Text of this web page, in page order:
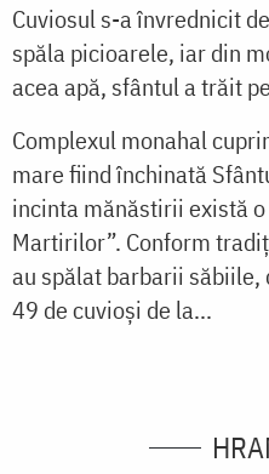
Cuviosul s-a învrednicit
spăla picioarele, iar din
acea apă, sfântul a trăit
Complexul monahal
mare fiind închinată
incinta mănăstirii există
Martirilor”. Conform
au spălat barbarii săbiile,
49 de cuvioși de la...